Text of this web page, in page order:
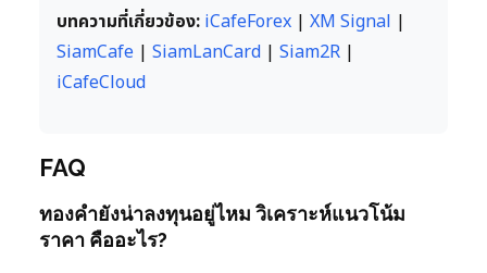
บทความที่เกี่ยวข้อง: iCafeForex | XM Signal |
SiamCafe | SiamLanCard | Siam2R |
iCafeCloud
FAQ
ทองคำยังน่าลงทุนอยู่ไหม วิเคราะห์แนวโน้ม
ราคา คืออะไร?